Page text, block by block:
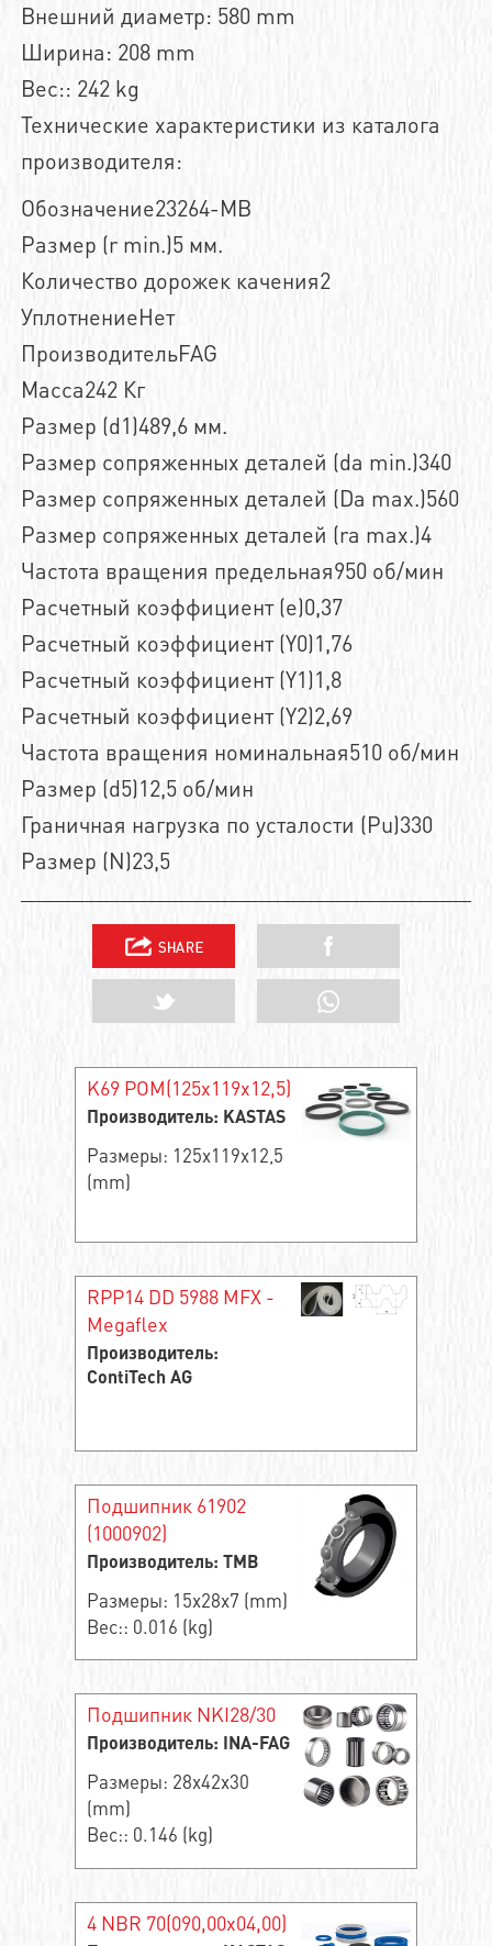
Внешний диаметр: 580 mm
Ширина: 208 mm
Вес:: 242 kg
Технические характеристики из каталога
производителя:
Обозначение23264-MB
Размер (r min.)5 мм.
Количество дорожек качения2
УплотнениеНет
ПроизводительFAG
Масса242 Кг
Размер (d1)489,6 мм.
Размер сопряженных деталей (da min.)340
Размер сопряженных деталей (Da max.)560
Размер сопряженных деталей (ra max.)4
Частота вращения предельная950 об/мин
Расчетный коэффициент (e)0,37
Расчетный коэффициент (Y0)1,76
Расчетный коэффициент (Y1)1,8
Расчетный коэффициент (Y2)2,69
Частота вращения номинальная510 об/мин
Размер (d5)12,5 об/мин
Граничная нагрузка по усталости (Pu)330
Размер (N)23,5
K69 POM(125x119x12,5)
Производитель: KASTAS
Размеры: 125x119x12,5
(mm)
RPP14 DD 5988 MFX -
Megaflex
Производитель:
ContiTech AG
Подшипник 61902
(1000902)
Производитель: TMB
Размеры: 15x28x7 (mm)
Вес:: 0.016 (kg)
Подшипник NKI28/30
Производитель: INA-FAG
Размеры: 28x42x30
(mm)
Вес:: 0.146 (kg)
4 NBR 70(090,00x04,00)